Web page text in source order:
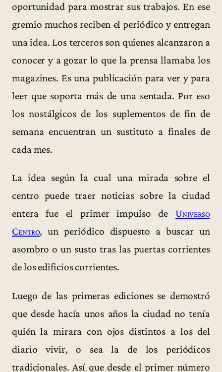
oportunidad para mostrar sus trabajos. En ese
gremio muchos reciben el periódico y entregan
una idea. Los terceros son quienes alcanzaron a
conocer y a gozar lo que la prensa llamaba los
magazines. Es una publicación para ver y para
leer que soporta más de una sentada. Por eso
los nostálgicos de los suplementos de fin de
semana encuentran un sustituto a finales de
cada mes.
La idea según la cual una mirada sobre el
centro puede traer noticias sobre la ciudad
entera fue el primer impulso de Universo
Centro, un periódico dispuesto a buscar un
asombro o un susto tras las puertas corrientes
de los edificios corrientes.
Luego de las primeras ediciones se demostró
que desde hacía unos años la ciudad no tenía
quién la mirara con ojos distintos a los del
diario vivir, o sea la de los periódicos
tradicionales. Así que desde el primer número